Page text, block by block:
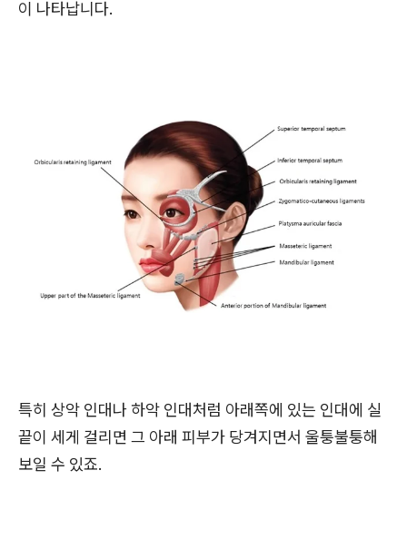
이 나타납니다.
특히 상악 인대나 하악 인대처럼 아래쪽에 있는 인대에 실
끝이 세게 걸리면 그 아래 피부가 당겨지면서 울퉁불퉁해
보일 수 있죠.